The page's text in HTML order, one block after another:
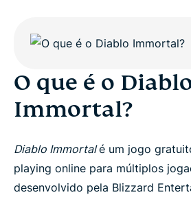
O que é o
Immortal?
Diablo Immortalé um jogo
playing online para múltiplos
desenvolvido pela Blizzard